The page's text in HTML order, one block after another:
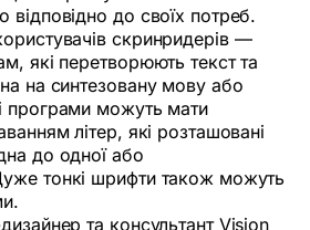
відповідно до своїх потреб.
скринридерів —
які перетворюють текст та
на синтезовану мову або
програми можуть мати
літер, які розташовані
до одної або
тонкі шрифти також можуть
та консультант Vision